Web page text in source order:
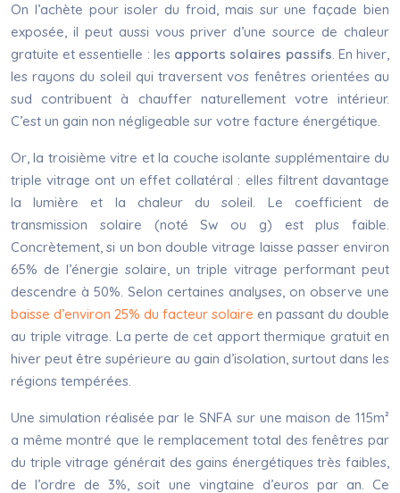
On l’achète pour isoler du froid, mais sur une façade bien
exposée, il peut aussi vous priver d’une source de chaleur
gratuite et essentielle : les apports solaires passifs. En hiver,
les rayons du soleil qui traversent vos fenêtres orientées au
sud contribuent à chauffer naturellement votre intérieur.
C’est un gain non négligeable sur votre facture énergétique.
Or, la troisième vitre et la couche isolante supplémentaire du
triple vitrage ont un effet collatéral : elles filtrent davantage
la lumière et la chaleur du soleil. Le coefficient de
transmission solaire (noté Sw ou g) est plus faible.
Concrètement, si un bon double vitrage laisse passer environ
65% de l’énergie solaire, un triple vitrage performant peut
descendre à 50%. Selon certaines analyses, on observe une
baisse d’environ 25% du facteur solaire en passant du double
au triple vitrage. La perte de cet apport thermique gratuit en
hiver peut être supérieure au gain d’isolation, surtout dans les
régions tempérées.
Une simulation réalisée par le SNFA sur une maison de 115m²
a même montré que le remplacement total des fenêtres par
du triple vitrage générait des gains énergétiques très faibles,
de l’ordre de 3%, soit une vingtaine d’euros par an. Ce